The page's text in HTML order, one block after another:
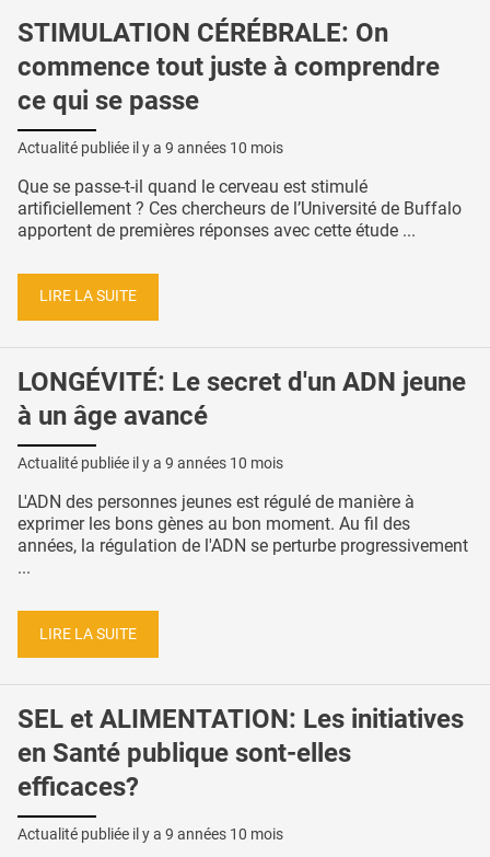
STIMULATION CÉRÉBRALE: On
commence tout juste à comprendre
ce qui se passe
Actualité publiée il y a 9 années 10 mois
Que se passe-t-il quand le cerveau est stimulé
artificiellement ? Ces chercheurs de l’Université de Buffalo
apportent de premières réponses avec cette étude ...
LIRE LA SUITE
LONGÉVITÉ: Le secret d'un ADN jeune
à un âge avancé
Actualité publiée il y a 9 années 10 mois
L'ADN des personnes jeunes est régulé de manière à
exprimer les bons gènes au bon moment. Au fil des
années, la régulation de l'ADN se perturbe progressivement
...
LIRE LA SUITE
SEL et ALIMENTATION: Les initiatives
en Santé publique sont-elles
efficaces?
Actualité publiée il y a 9 années 10 mois